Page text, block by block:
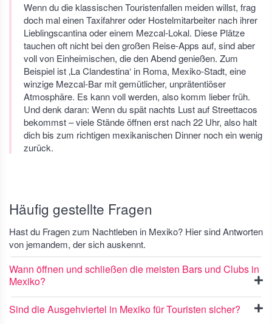
Wenn du die klassischen Touristenfallen meiden willst, frag
doch mal einen Taxifahrer oder Hostelmitarbeiter nach ihrer
Lieblingscantina oder einem Mezcal-Lokal. Diese Plätze
tauchen oft nicht bei den großen Reise-Apps auf, sind aber
voll von Einheimischen, die den Abend genießen. Zum
Beispiel ist ‚La Clandestina‘ in Roma, Mexiko-Stadt, eine
winzige Mezcal-Bar mit gemütlicher, unprätentiöser
Atmosphäre. Es kann voll werden, also komm lieber früh.
Und denk daran: Wenn du spät nachts Lust auf Streettacos
bekommst – viele Stände öffnen erst nach 22 Uhr, also halt
dich bis zum richtigen mexikanischen Dinner noch ein wenig
zurück.
Häufig gestellte Fragen
Hast du Fragen zum Nachtleben in Mexiko? Hier sind Antworten
von jemandem, der sich auskennt.
Wann öffnen und schließen die meisten Bars und Clubs in
Mexiko?
Sind die Ausgehviertel in Mexiko für Touristen sicher?